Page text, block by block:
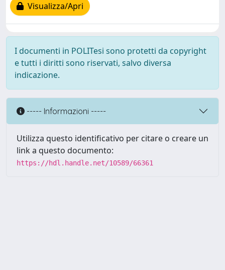
Visualizza/Apri
I documenti in POLITesi sono protetti da copyright
e tutti i diritti sono riservati, salvo diversa
indicazione.
----- Informazioni -----
Utilizza questo identificativo per citare o creare un
link a questo documento:
https://hdl.handle.net/10589/66361